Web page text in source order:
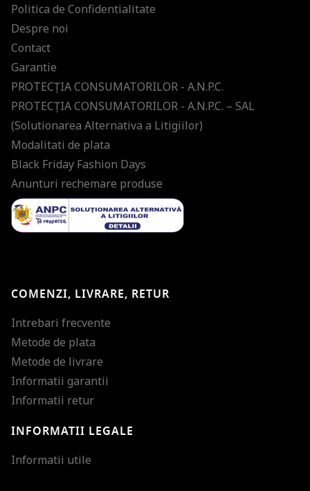
Politica de Confidentialitate
Despre noi
Contact
Garantie
PROTECŢIA CONSUMATORILOR - A.N.P.C.
PROTECŢIA CONSUMATORILOR - A.N.P.C. – SAL
(Solutionarea Alternativa a Litigiilor)
Modalitati de plata
Black Friday Fashion Days
Anunturi rechemare produse
COMENZI, LIVRARE, RETUR
Intrebari frecvente
Metode de plata
Metode de livrare
Informatii garantii
Informatii retur
INFORMATII LEGALE
Informatii utile